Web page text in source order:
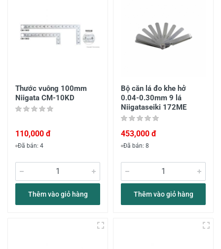
Thước vuông 100mm
Niigata CM-10KD
110,000 đ
Đã bán: 4
Thêm vào giỏ hàng
Bộ căn lá đo khe hở
0.04-0.30mm 9 lá
Niigataseiki 172ME
453,000 đ
Đã bán: 8
Thêm vào giỏ hàng